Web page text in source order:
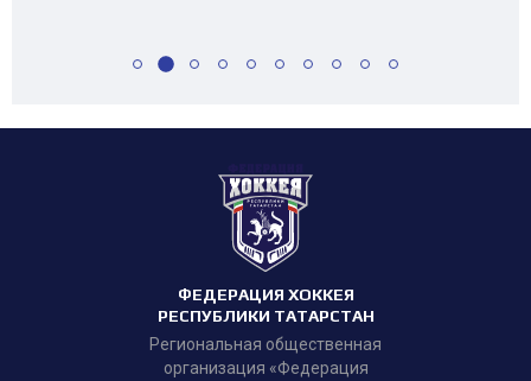
ФЕДЕРАЦИЯ ХОККЕЯ
РЕСПУБЛИКИ ТАТАРСТАН
Региональная общественная
организация «Федерация